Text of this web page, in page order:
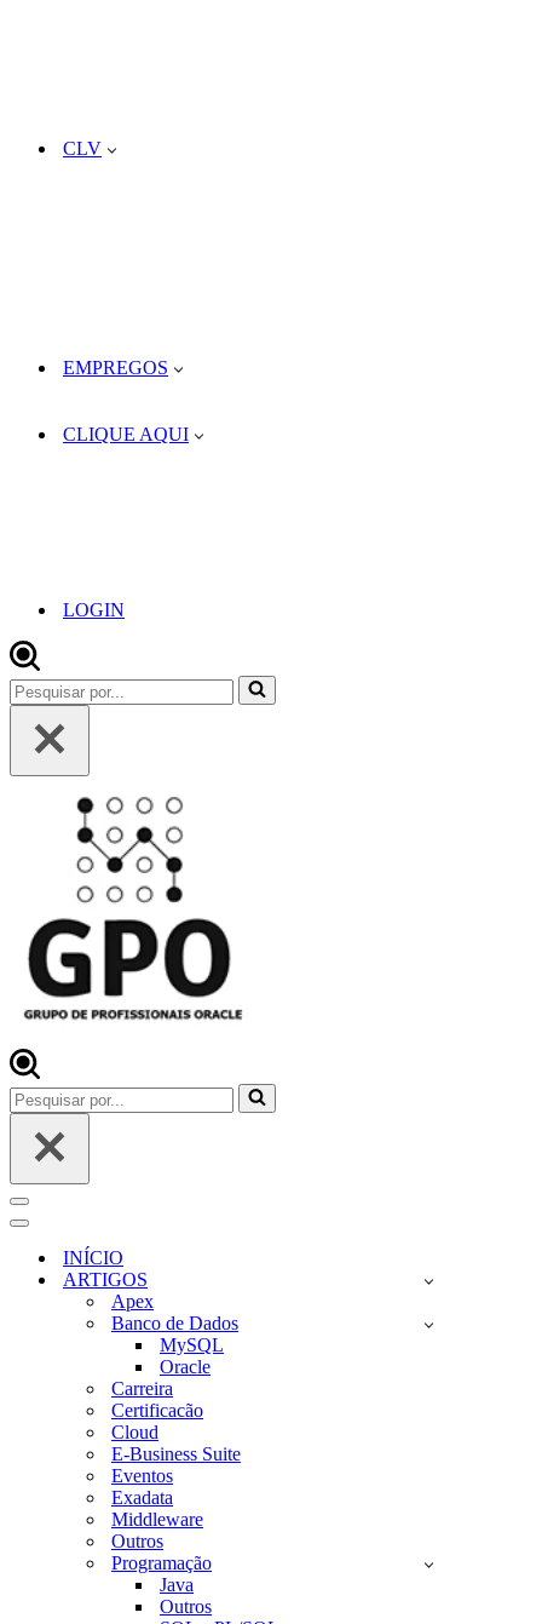
CLV
EMPREGOS
CLIQUE AQUI
LOGIN
Pesquisar
por...
Pesquisar
por...
Menu
de
navegação
Menu
navegaçãoINÍCIO
ARTIGOS
Apex
Banco de Dados
MySQL
Oracle
Carreira
Certificacão
Cloud
E-Business Suite
Eventos
Exadata
Middleware
Outros
Programação
Java
Outros